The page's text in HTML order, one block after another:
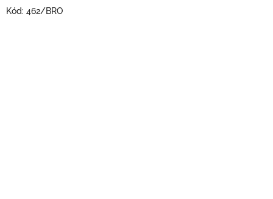
Kód: 462/BRO